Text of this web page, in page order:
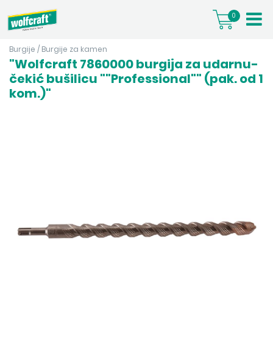
0
Burgije / Burgije za kamen
"Wolfcraft 7860000 burgija za udarnu-
čekić bušilicu ""Professional"" (pak. od 1
kom.)"